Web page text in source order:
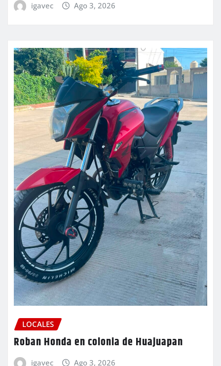
igavec Ago 3, 2026
LOCALES
Roban Honda en colonia de Huajuapan
igavec Ago 3, 2026